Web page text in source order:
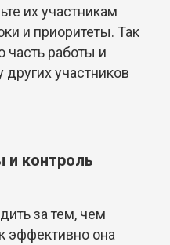
их участникам
и приоритеты. Так
часть работы и
участников
и контроль
за тем, чем
эффективно она